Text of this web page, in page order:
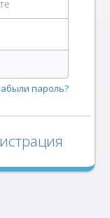
пароль?